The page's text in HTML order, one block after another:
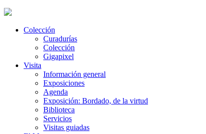
Colección
Curadurías
Colección
Gigapixel
Visita
Información general
Exposiciones
Agenda
Exposición: Bordado, de la virtud
Biblioteca
Servicios
Visitas guiadas